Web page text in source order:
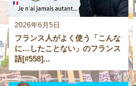
2026年6月5日
フランス人がよく使う「こんな
に…したことない」のフランス
語[#558]...